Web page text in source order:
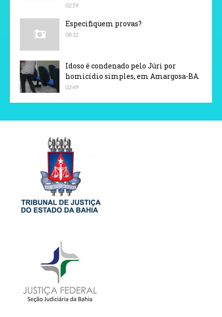
02:59
Especifiquem provas?
08:12
Idoso é condenado pelo Júri por
homicídio simples, em Amargosa-BA.
02:49